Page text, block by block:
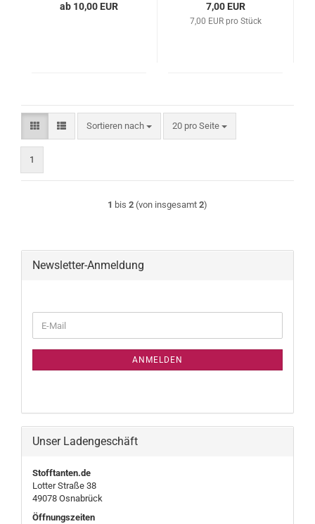
ab 10,00 EUR 7,00 EUR
7,00 EUR pro Stück
Sortieren nach
Sortieren nach 20 pro Seite
pro Seite
1
1 bis 2 (von insgesamt 2)
Newsletter-Anmeldung
ZUR
E-
Mail
ANMELDEN
Unser Ladengeschäft
Stofftanten.de
Lotter Straße 38
49078 Osnabrück
Öffnungszeiten